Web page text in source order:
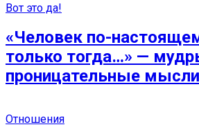
Вот это да!
«Человек по-
только тогда…» —
проницательные
Отношения